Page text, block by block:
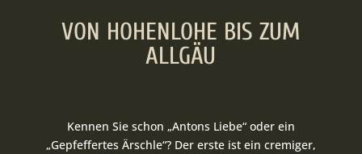
VON HOHENLOHE BIS ZUM
ALLGÄU
Kennen Sie schon „Antons Liebe“ oder ein
„Gepfeffertes Ärschle“? Der erste ist ein cremiger,